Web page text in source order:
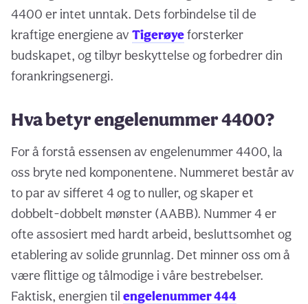
4400 er intet unntak. Dets forbindelse til de
kraftige energiene av Tigerøyeforsterker
budskapet, og tilbyr beskyttelse og forbedrer din
forankringsenergi.
Hva betyr engelenummer 4400?
For å forstå essensen av engelenummer 4400, la
oss bryte ned komponentene. Nummeret består av
to par av sifferet 4 og to nuller, og skaper et
dobbelt-dobbelt mønster (AABB). Nummer 4 er
ofte assosiert med hardt arbeid, besluttsomhet og
etablering av solide grunnlag. Det minner oss om å
være flittige og tålmodige i våre bestrebelser.
Faktisk, energien til engelenummer 444